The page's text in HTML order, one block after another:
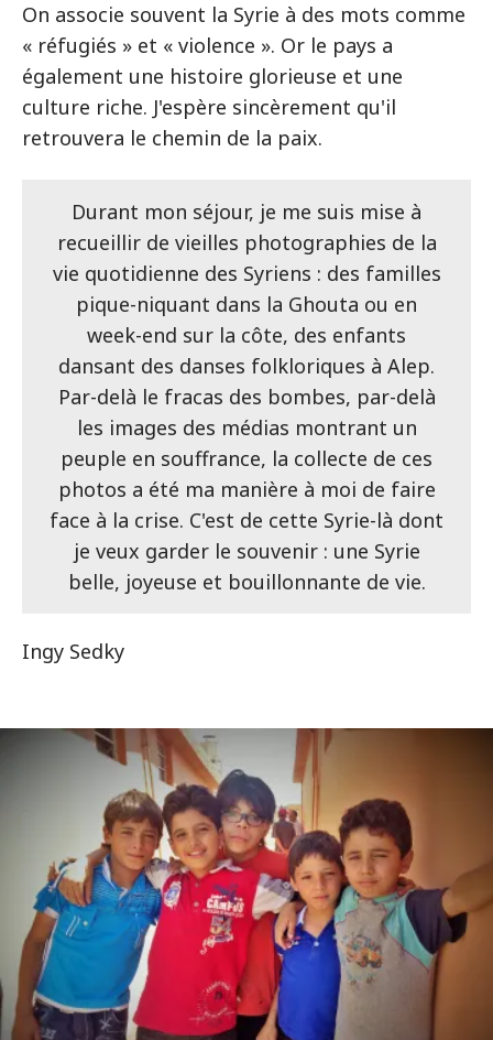
On associe souvent la Syrie à des mots comme
« réfugiés » et « violence ». Or le pays a
également une histoire glorieuse et une
culture riche. J'espère sincèrement qu'il
retrouvera le chemin de la paix.
Durant mon séjour, je me suis mise à
recueillir de vieilles photographies de la
vie quotidienne des Syriens : des familles
pique-niquant dans la Ghouta ou en
week-end sur la côte, des enfants
dansant des danses folkloriques à Alep.
Par-delà le fracas des bombes, par-delà
les images des médias montrant un
peuple en souffrance, la collecte de ces
photos a été ma manière à moi de faire
face à la crise. C'est de cette Syrie-là dont
je veux garder le souvenir : une Syrie
belle, joyeuse et bouillonnante de vie.
Ingy Sedky